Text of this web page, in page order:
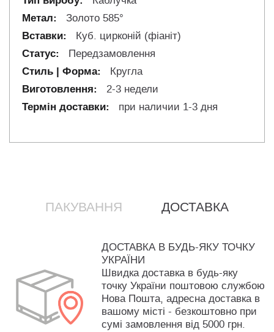
Золото 585°
Куб. цирконій (фіаніт)
Передзамовлення
Кругла
2-3 недели
при наличии 1-3 дня
ПАКУВАННЯ ДОСТАВКА
ДОСТАВКА В БУДЬ-ЯКУ ТОЧКУ
УКРАЇНИ
Швидка доставка в будь-яку
точку України поштовою службою
Нова Пошта, адресна доставка в
вашому місті - безкоштовно при
сумі замовлення від 5000 грн.